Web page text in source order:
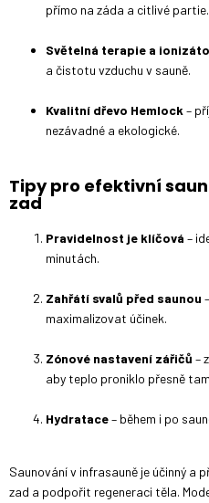
přímo na záda a citlivé partie.
Světelná terapie a
a čistotu vzduchu v sauně.
Kvalitní dřevo Hemlock –
nezávadné a ekologické.
Tipy pro efektivní
zad
Pravidelnost je klíčová –
minutách.
Zahřátí svalů před saunou
maximalizovat účinek.
Zónové nastavení zářičů –
aby teplo proniklo přesně
Hydratace– během i po
Saunování v infrasauně je účinný a
zad a podpořit regeneraci těla.